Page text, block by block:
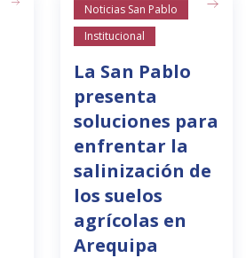
Noticias San Pablo
Institucional
La San Pablo
presenta
soluciones para
enfrentar la
salinización de
los suelos
agrícolas en
Arequipa